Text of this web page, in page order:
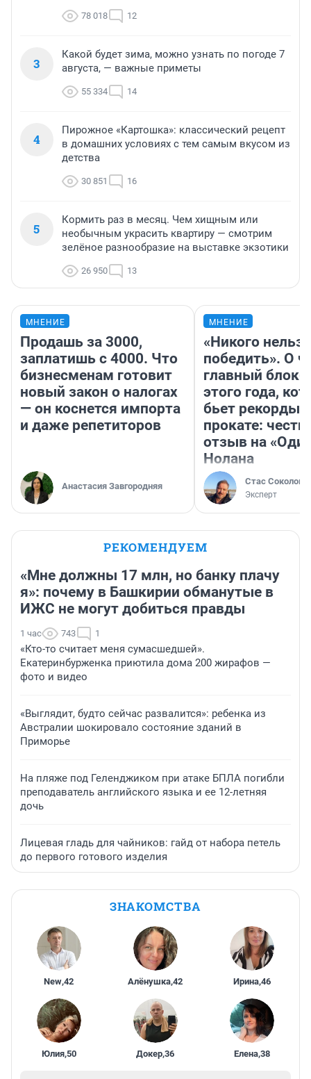
78 018 12
3
Какой будет зима, можно узнать по погоде 7
августа, — важные приметы
55 334 14
4
Пирожное «Картошка»: классический рецепт
в домашних условиях с тем самым вкусом из
детства
30 851 16
5
Кормить раз в месяц. Чем хищным или
необычным украсить квартиру — смотрим
зелёное разнообразие на выставке экзотики
26 950 13
МНЕНИЕ
Продашь за 3000,
заплатишь с 4000. Что
бизнесменам готовит
новый закон о налогах
— он коснется импорта
и даже репетиторов
Анастасия Завгородняя
МНЕНИЕ
«Никого нельзя
победить». О
главный
этого года,
бьет рекорды в
прокате:
отзыв на
Нолана
Стас Соколов
Эксперт
РЕКОМЕНДУЕМ
«Мне должны 17 млн, но банку плачу
я»: почему в Башкирии обманутые в
ИЖС не могут добиться правды
1 час 743 1
«Кто-то считает меня сумасшедшей».
Екатеринбурженка приютила дома 200 жирафов —
фото и видео
«Выглядит, будто сейчас развалится»: ребенка из
Австралии шокировало состояние зданий в
Приморье
На пляже под Геленджиком при атаке БПЛА погибли
преподаватель английского языка и ее 12-летняя
дочь
Лицевая гладь для чайников: гайд от набора петель
до первого готового изделия
ЗНАКОМСТВА
New,42 Алёнушка,42 Ирина,46
Юлия,50 Докер,36 Елена,38